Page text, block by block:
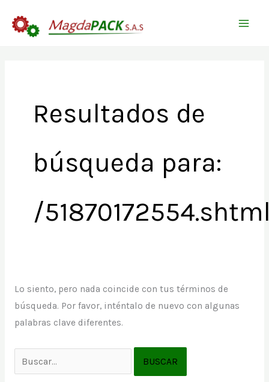
Resultados de
búsqueda para:
/
Lo siento, pero nada coincide con tus términos de
búsqueda. Por favor, inténtalo de nuevo con algunas
palabras clave diferentes.
por: